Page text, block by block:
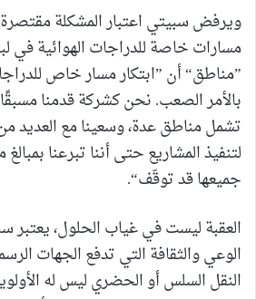
ويرفض سبيتي اعتبار المشكلة
مسارات خاصة للدراجات الهوائية في
”مناطق“ أن ”ابتكار مسار خاص
تشمل مناطق عدة، وسعينا مع العديد
لتنفيذ المشاريع حتى أننا تبرعنا بمبالغ
جميعها قد توقّف“.
العقبة ليست في غياب الحلول،
الوعي والثقافة التي تدفع الجهات
النقل السلس أو الحضري ليس له